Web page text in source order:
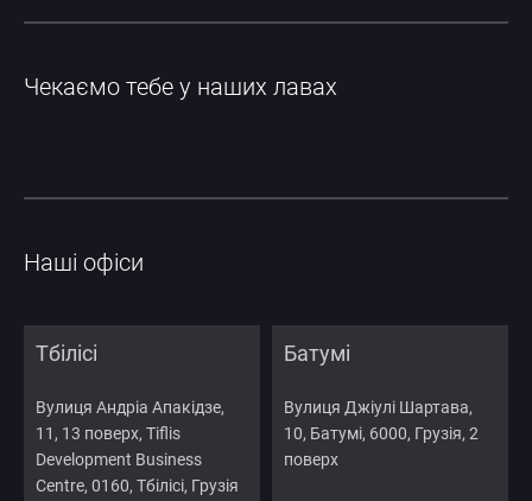
Чекаємо тебе у наших лавах
Наші офіси
Тбілісі
Вулиця Андріа Апакідзе,
11, 13 поверх, Tiflis
Development Business
Centre, 0160, Тбілісі, Грузія
Батумі
Вулиця Джіулі Шартава,
10, Батумі, 6000, Грузія, 2
поверх